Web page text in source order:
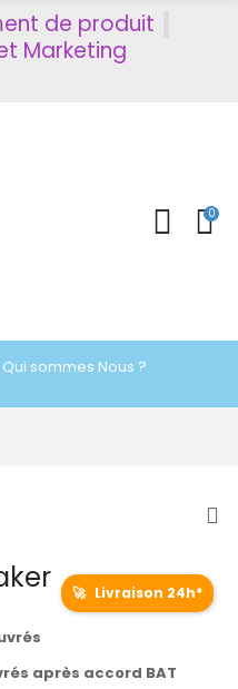
de produit
Marketing
0
Qui sommes Nous ?
🚀 Livraison 24h*
après accord BAT